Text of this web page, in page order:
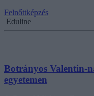
Felnőttképzés
Eduline
Botrányos Valentin-
egyetemen